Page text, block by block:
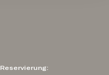
Reservierung: